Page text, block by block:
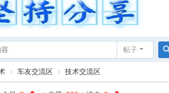
帖子
› 车友交流区 › 技术交流区